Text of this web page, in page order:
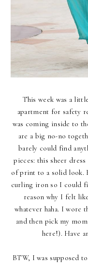
This week was a
apartment for safety
was coming inside to
are a big no-no
barely could find
pieces: this sheer
of print to a solid look.
curling iron so I could
reason why I felt
whatever haha. I wore
and then pick my
here!). Have
BTW, I was supposed